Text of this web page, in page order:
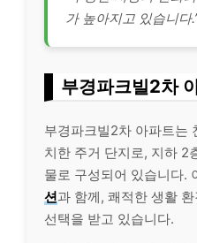
가 높아지고 있습니다
부경파크빌2차
부경파크빌2차 아파트는
치한 주거 단지로, 지하 2
물로 구성되어 있습니다.
션과 함께, 쾌적한 생활
선택을 받고 있습니다.